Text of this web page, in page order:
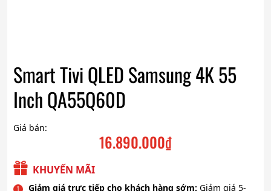
Smart Tivi QLED Samsung 4K 55
Inch QA55Q60D
Giá bán:
16.890.000₫
KHUYẾN MÃI
Giảm giá trực tiếp cho khách hàng sớm: Giảm giá 5-